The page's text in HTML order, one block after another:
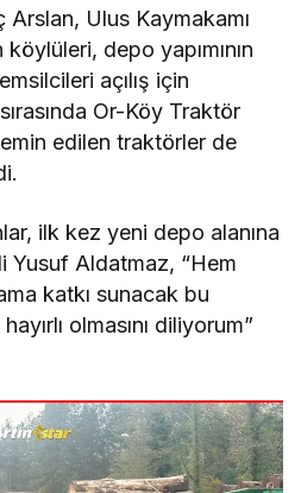
Arslan, Ulus Kaymakamı
depo yapımının
açılış için
Or-Köy Traktör
edilen traktörler de
ilk kez yeni depo alanına
Yusuf Aldatmaz, “Hem
katkı sunacak bu
olmasını diliyorum”